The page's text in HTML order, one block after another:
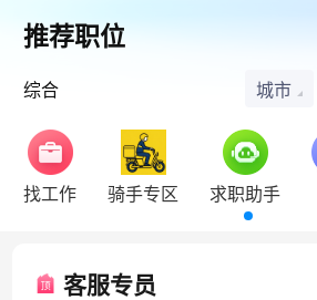
推荐职位
综合 城市
找工作 骑手专区 求职助手
客服专员